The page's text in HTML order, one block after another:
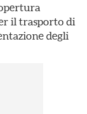
il trasporto di
degli